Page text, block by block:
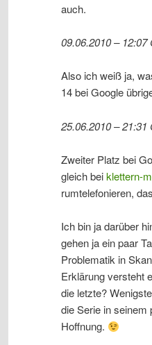
auch.
09.06.2010 – 12:07
Also ich weiß ja,
14 bei Google
25.06.2010 – 21:31
Zweiter Platz bei
gleich beiklettern-
rumtelefonieren,
Ich bin ja darüber
gehen ja ein paar
Problematik in
Erklärung versteht
die letzte?
die Serie in seinem
Hoffnung.